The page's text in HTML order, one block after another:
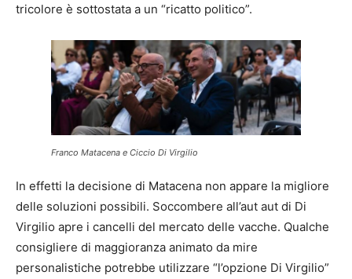
tricolore è sottostata a un “ricatto politico”.
Franco Matacena e Ciccio Di Virgilio
In effetti la decisione di Matacena non appare la migliore
delle soluzioni possibili. Soccombere all’aut aut di Di
Virgilio apre i cancelli del mercato delle vacche. Qualche
consigliere di maggioranza animato da mire
personalistiche potrebbe utilizzare “l’opzione Di Virgilio”